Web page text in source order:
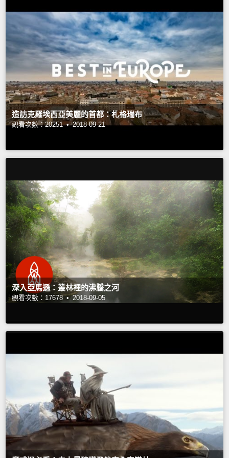
造訪克羅埃西亞美麗的首都：札格瑞布
觀看次數：20251 • 2018-09-21
深入亞馬遜：叢林裡的沸騰之河
觀看次數：17678 • 2018-09-05